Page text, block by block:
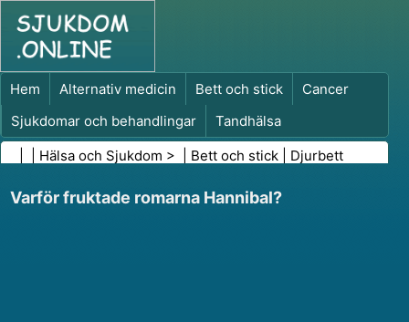
Hem Alternativ medicin Bett och stick
Cancer
Sjukdomar och behandlingar
Tandhälsa
Kost och näring
Familjehälsa
Hälsa och Sjukdom > | Bett och stick Djurbett
Varför fruktade romarna Hannibal?